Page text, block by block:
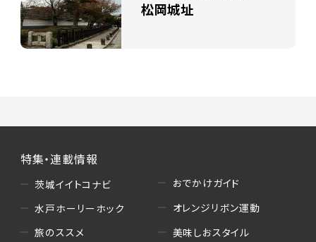
松岡城址
特集・連載情報
茨城イイトコナビ
水戸ホーリーホック
旅のススメ
おでかけガイド
オレンジリボン運動
美味しおスタイル